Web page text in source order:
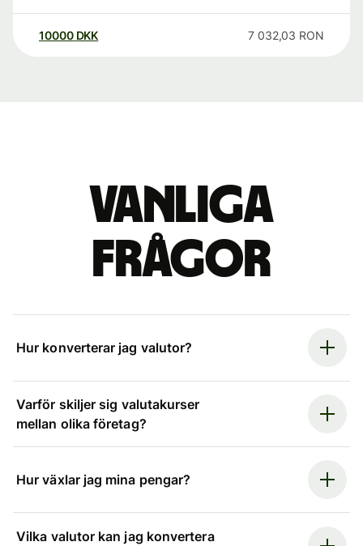
10000 DKK 7 032,03 RON
Vanliga
frågor
Hur konverterar jag valutor?
Varför skiljer sig valutakurser
mellan olika företag?
Hur växlar jag mina pengar?
Vilka valutor kan jag konvertera